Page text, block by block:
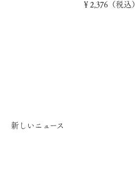
￥2,376（税込）
新しいニュース